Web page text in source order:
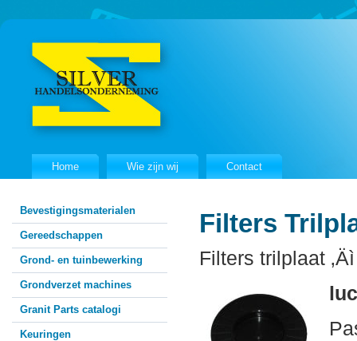
Home Wie zijn wij Contact
Bevestigingsmaterialen
Gereedschappen
Grond- en tuinbewerking
Grondverzet machines
Granit Parts catalogi
Keuringen
Filters
Filters trilplaat